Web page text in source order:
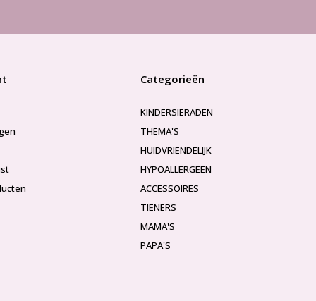
Categorieën
KINDERSIERADEN
THEMA'S
HUIDVRIENDELIJK
HYPOALLERGEEN
ACCESSOIRES
TIENERS
MAMA'S
PAPA'S